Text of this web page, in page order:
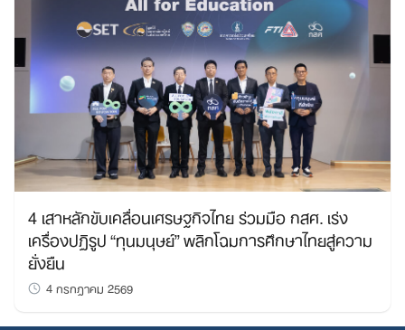
4 เสาหลักขับเคลื่อนเศรษฐกิจไทย ร่วมมือ กสศ. เร่ง
เครื่องปฏิรูป “ทุนมนุษย์” พลิกโฉมการศึกษาไทยสู่ความ
ยั่งยืน
4 กรกฎาคม 2569